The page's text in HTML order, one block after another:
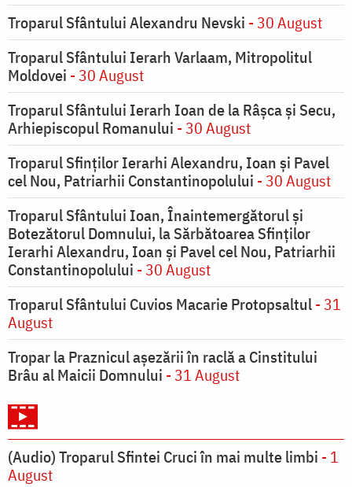
Troparul Sfântului Alexandru Nevski - 30 August
Troparul Sfântului Ierarh Varlaam, Mitropolitul
Moldovei - 30 August
Troparul Sfântului Ierarh Ioan de la Râşca şi Secu,
Arhiepiscopul Romanului - 30 August
Troparul Sfinţilor Ierarhi Alexandru, Ioan şi Pavel
cel Nou, Patriarhii Constantinopolului - 30 August
Troparul Sfântului Ioan, Înaintemergătorul şi
Botezătorul Domnului, la Sărbătoarea Sfinţilor
Ierarhi Alexandru, Ioan şi Pavel cel Nou, Patriarhii
Constantinopolului - 30 August
Troparul Sfântului Cuvios Macarie Protopsaltul- 31
August
Tropar la Praznicul aşezării în raclă a Cinstitului
Brâu al Maicii Domnului - 31 August
(Audio) Troparul Sfintei Cruci în mai multe limbi - 1
August